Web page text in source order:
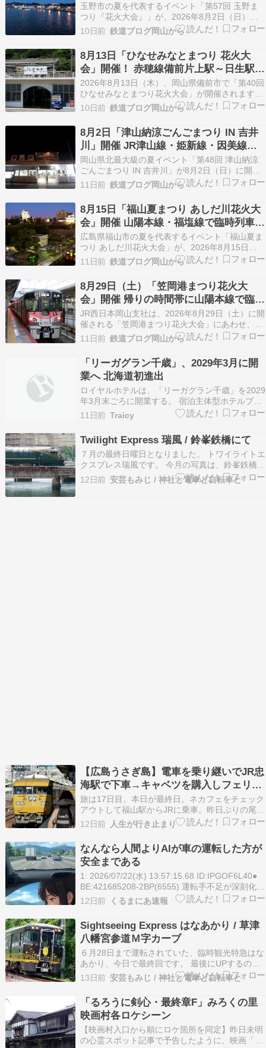
玉野市の夏を代表するイベント「第57回 玉野ま
つり『花火大会』」が、2026年8月2日（日）に
宇野港第1突堤で開催されます。花火は19時40分
から20時10分まで打ち上げられる予定で、会場周
辺では17時から21時まで交通規制も実施されるこ
とから、JR宇野線の利用がおすすめです。 …
10日前 鉄道ブログ岡山から
8月13日「ひなせみなとまつり 花火大
会」開催！ 赤穂線備前片上駅～日生駅間
臨時1往復運行
2026年8月13日（木）、岡山県備前市で「第40回
ひなせみなとまつり花火大会」が開催されます。
これにあわせて、JR西日本岡山支社は赤穂線で臨
時列車を運転すると発表しました。 花火大会終了
後の帰宅時間帯には、備前片上駅～日生駅間で普
通列車1往復（定期列車の運転区間を延長）を臨
時…
10日前 鉄道ブログ岡山から
8月2日「津山納涼ごんごまつり IN 吉井
川」開催 JR津山線・姫新線・因美線で
臨時列車 花火大会アクセス情報
岡山県北最大級の夏イベント「第48回 津山納涼
ごんごまつり IN 吉井川」が8月2日（日）に開催
されます。 祭りのフィナーレを飾る花火大会には
毎年多くの来場者が訪れるため、JR西日本は帰り
の時間帯に津山駅発の臨時列車を運転。津山線・
姫新線・因美線で終電の後の時間帯に列車を増発
し、…
11日前 鉄道ブログ岡山から
8月15日「福山夏まつり あしだ川花火大
会」開催 山陽本線・福塩線で臨時列車運
行 帰りも安心のアクセス情報
広島県福山市の夏を代表するイベント「福山夏ま
つり あしだ川花火大会」が、2026年8月15日
（土）に開催されます。 中国地方でも有数の規模
を誇る花火大会で、毎年多くの人が訪れる人気イ
ベントです。今年も会場周辺や福山駅では大変な
混雑が予想されることから、JR西日本は山陽本
線・福塩線…
11日前 鉄道ブログ岡山から
8月29日（土）「笠岡港まつり花火大
会」開催 帰りの時間帯に山陽本線で臨時
列車6本運行 岡山・福山方面へのアクセ
スを強化
JR西日本岡山支社は、2026年8月29日（土）に開
催される「笠岡港まつり花火大会」にあわせ、山
陽本線で臨時列車を運転します。 笠岡港まつり花
火大会は、岡山県西部を代表する夏のイベントと
して多くの来場者でにぎわう花火大会です。毎
年、会場周辺やJR笠岡駅は花火終了後に多くの人
が集中…
11日前 鉄道ブログ岡山から
「リーガグラン千歳」、2029年3月に開
業へ 北海道初進出
ロイヤルホテルは、「リーガグラン千歳」を2029
年3月末ごろに開業する。 宿泊主体型ホテルブラ
ンド「リーガグラン」としては京都と広島に続く
3軒目で、グループとしては北海道初のホテルと
なる。建物は地下1階地上10階建て。客 […] 投稿
「リーガグラン千歳」、2029年3月に開業…
11日前 Traicy
Twilight Express 瑞風 / 鈴峯鉄橋にて
７月の最終日曜日となりました。 トワイライトエ
クスプレス瑞風です。 今月の写真は、鈴峯鉄橋こ
と″八幡川橋梁″を通過する、西広島行き上り列車
です。 山陽上りコースは撮影機会が無くなってし
12日前 安芸もみじ / 神社と電車と自転車と
【広島うさぎ島】電車を乗り継いでJR忠
海駅で下車→キャベツを購入しフェリー
でウサギの楽園「大久野島」に上陸！
旅は17日目。本日が最終日。ネカフェをチェック
アウトして福山駅からJRに乗車。昨日ぶりの尾道
駅で下車。駅の後ろには尾道城。尾道を観光して
も良かったが久々の良い天気だから街歩きには繰
り出さず次の電車に乗車し瀬戸内海に浮かぶウサ
ギで有名な大久野島を目指すことにした。列車は
次の糸崎止ま…
12日前 人生が行き止まり
なんなら人間よりAIが車の運転した方が
安全まである
1: 2026/07/22(水) 13:57:15.68 ID:IPGOF6L40●
BE:421685208-2BP(6555) 運転手不足が深刻化 --
人口減少で揺らぐ公共交通、自動運転は待ったな
し 千葉市では、約1000人が利用する路線バスが
運転手不足を理由に廃止される方…
12日前 くるまにあ速報
Sightseeing Express はなあかり / 草津
八幡宮参道Ｍ字カーブ
６月28日まで運転されていた、臨時観光特急はな
あかり、今日で最終回です。 最後にUPするの
は、私の住む町の王道撮影地です。 ある程度の期
間を定期運行してくれるのなら、ここで撮らない
といけません。 広島草津八幡宮の参道″仙洞第１
踏切″を頂点に、左右へ延びるＭ字カーブです。
近年は…
13日前 安芸もみじ / 神社と電車と自転車と
「るろうに剣心・最終章F」みろくの里
映画村各ロケシーン
【映画村入口から順にロケ箇所を同定】昨日未明
の心霊スポット記事で予告したように、映画「る